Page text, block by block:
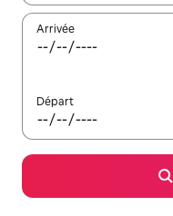
Arrivée
Départ